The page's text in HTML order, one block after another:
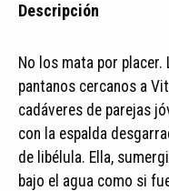
Descripción
No los mata por
pantanos cercanos a
cadáveres de parejas
con la espalda
de libélula. Ella,
bajo el agua como si